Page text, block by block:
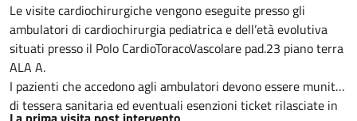
Le visite cardiochirurgiche vengono eseguite presso gli
ambulatori di cardiochirurgia pediatrica e dell’età evolutiva
situati presso il Polo CardioToracoVascolare pad.23 piano terra
ALA A.
I pazienti che accedono agli ambulatori devono essere muniti
di tessera sanitaria ed eventuali esenzioni ticket rilasciate in